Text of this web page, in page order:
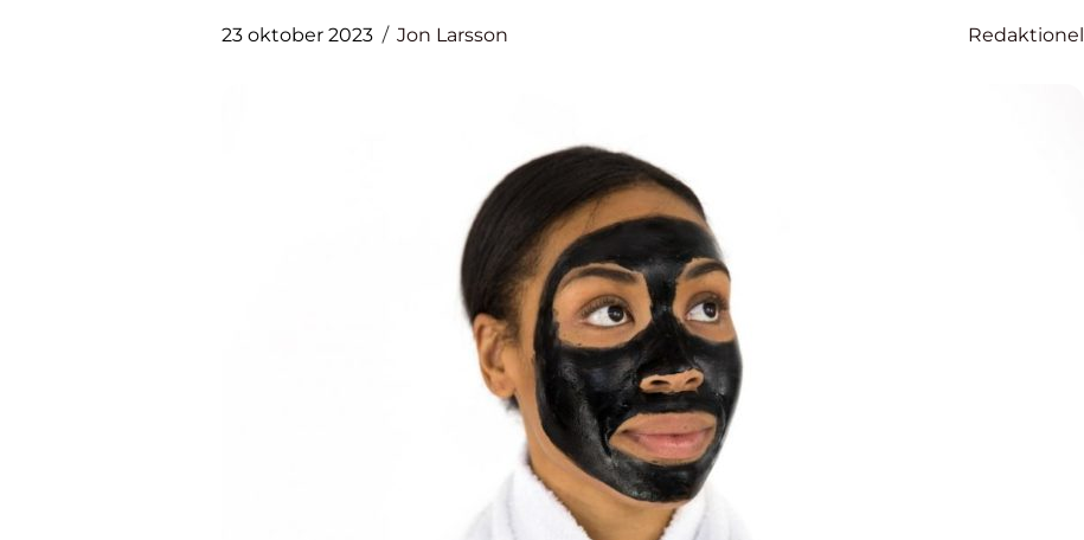
23 oktober 2023 Jon Larsson Redaktionel